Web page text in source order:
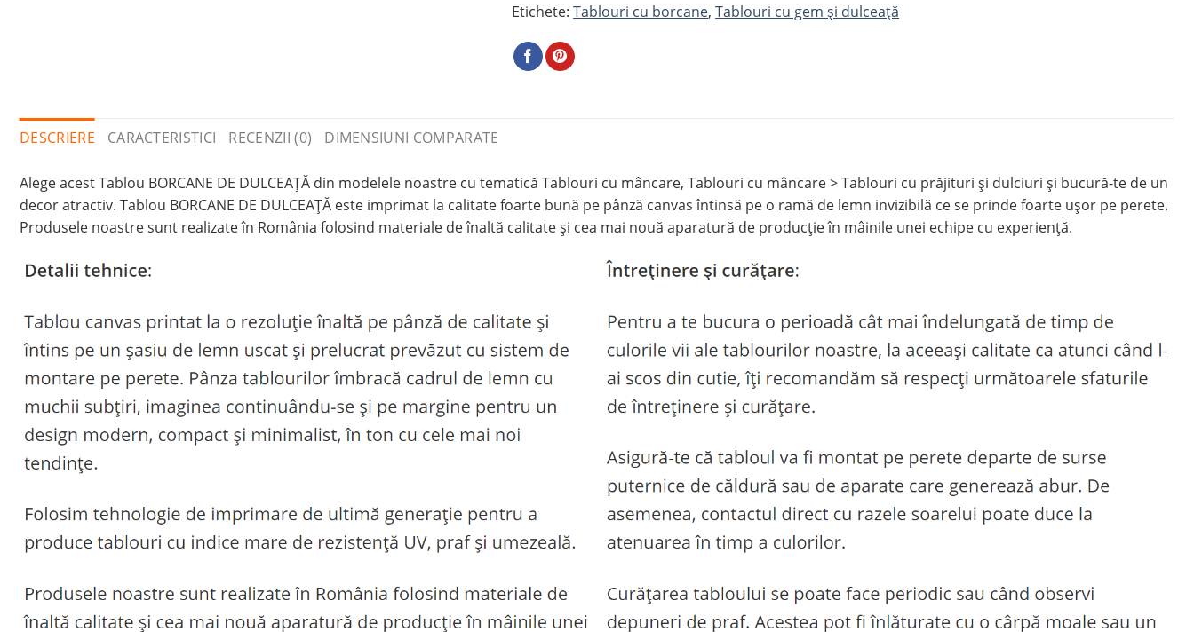
Etichete:Tablouri cu borcane,Tablouri cu gem și dulceață
DESCRIERE CARACTERISTICI RECENZII (0) DIMENSIUNI COMPARATE
Alege acest Tablou BORCANE DE DULCEAŢĂ din modelele noastre cu tematică Tablouri cu mâncare, Tablouri cu mâncare > Tablouri cu prăjituri şi dulciuri și bucură-te de un
decor atractiv. Tablou BORCANE DE DULCEAŢĂ este imprimat la calitate foarte bună pe pânză canvas întinsă pe o ramă de lemn invizibilă ce se prinde foarte ușor pe perete.
Produsele noastre sunt realizate în România folosind materiale de înaltă calitate și cea mai nouă aparatură de producție în mâinile unei echipe cu experiență.